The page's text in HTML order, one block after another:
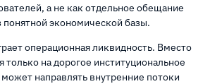
а не как отдельное обещание
экономической базы.
операционная ликвидность. Вместо
только на дорогое институциональное
направлять внутренние потоки